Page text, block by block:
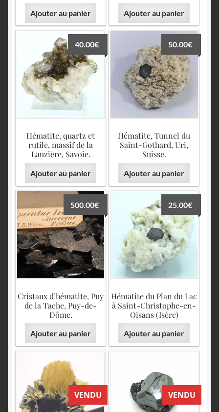
Ajouter au panier Ajouter au panier
Hématite, quartz et
rutile, massif de la
Lauzière, Savoie.
40.00€
Ajouter au panier
Hématite, Tunnel du
Saint-Gothard, Uri,
Suisse.
50.00€
Ajouter au panier
Cristaux d’hématite, Puy
de la Tache, Puy-de-
Dôme.
500.00€
Ajouter au panier
Hématite du Plan du Lac
à Saint-Christophe-en-
Oisans (Isère)
25.00€
Ajouter au panier
VENDU VENDU